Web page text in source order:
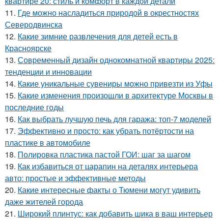
11. Где можно насладиться природой в окрестностях
Северодвинска
12. Какие зимние развлечения для детей есть в
Красноярске
13. Современный дизайн однокомнатной квартиры 2025:
тенденции и инновации
14. Какие уникальные сувениры можно привезти из Уфы
15. Какие изменения произошли в архитектуре Москвы в
последние годы
16. Как выбрать лучшую печь для гаража: топ-7 моделей
17. Эффективно и просто: как убрать потёртости на
пластике в автомобиле
18. Полировка пластика пастой ГОИ: шаг за шагом
19. Как избавиться от царапин на деталях интерьера
авто: простые и эффективные методы
20. Какие интересные факты о Тюмени могут удивить
даже жителей города
21. Широкий плинтус: как добавить шика в ваш интерьер